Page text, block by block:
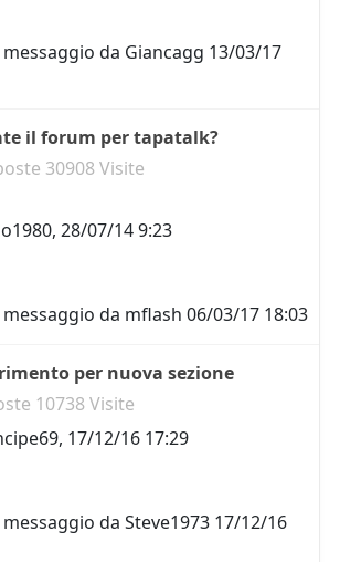
da Giancagg 13/03/17
il forum per tapatalk?
30908 Visite
, 28/07/14 9:23
da mflash 06/03/17 18:03
per nuova sezione
10738 Visite
, 17/12/16 17:29
da Steve1973 17/12/16